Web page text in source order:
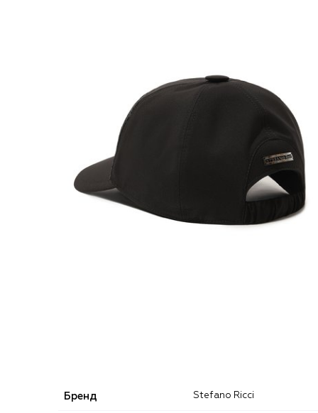
Бренд Stefano Ricci